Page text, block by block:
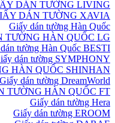
DÁN TƯỜNG LIVING
DÁN TƯỜNG XAVIA
Giấy dán tường Hàn Quốc
TƯỜNG HÀN QUỐC LG
tường Hàn Quốc BESTI
dán tường SYMPHONY
HÀN QUỐC SHINHAN
Giấy dán tường DreamWorld
TƯỜNG HÀN QUỐC FT
Giấy dán tường Hera
Giấy dán tường EROOM